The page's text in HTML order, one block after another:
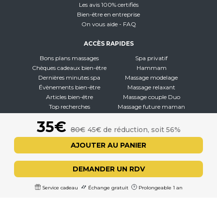
35€ 80€ 45€ de réduction, soit 56%
AJOUTER AU PANIER
DEMANDER UN RDV
Service cadeau Échange gratuit Prolongeable 1 an
Les avis 100% certifiés
Bien-être en entreprise
On vous aide - FAQ
ACCÈS RAPIDES
Bons plans massages
Chèques cadeaux bien-être
Dernières minutes spa
Évènements bien-être
Articles bien-être
Top recherches
Spa privatif
Hammam
Massage modelage
Massage relaxant
Massage couple Duo
Massage future maman
À PROPOS
CGV - CGU
Mentions légales
Politique de confidentialité